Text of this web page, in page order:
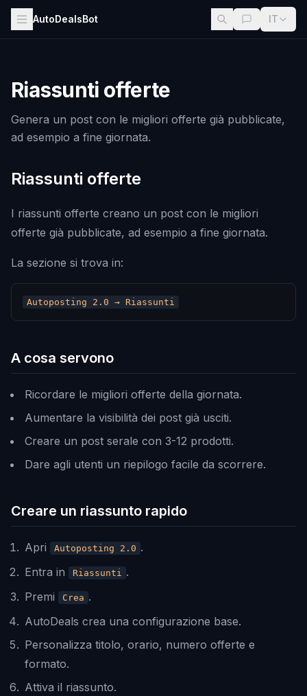
AutoDealsBot IT
Riassunti offerte
Genera un post con le migliori offerte già pubblicate,
ad esempio a fine giornata.
Riassunti offerte
I riassunti offerte creano un post con le migliori
offerte già pubblicate, ad esempio a fine giornata.
La sezione si trova in:
A cosa servono
Ricordare le migliori offerte della giornata.
Aumentare la visibilità dei post già usciti.
Creare un post serale con 3-12 prodotti.
Dare agli utenti un riepilogo facile da scorrere.
Creare un riassunto rapido
Apri Autoposting 2.0 .
Entra in
Riassunti .
Premi
Crea .
AutoDeals crea una configurazione base.
Personalizza titolo, orario, numero offerte e
formato.
Attiva il riassunto.